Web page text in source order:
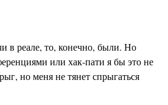
в реале, то, конечно, были. Но
или хак-пати я бы это не
но меня не тянет спрыгаться